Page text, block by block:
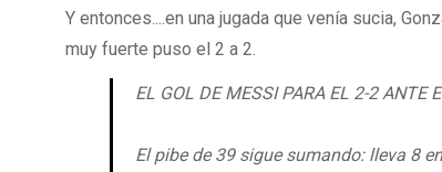
Y entonces....en una jugada que venía sucia,
muy fuerte puso el 2 a 2.
EL GOL DE MESSI PARA EL 2-2
El pibe de 39 sigue sumando: lleva 8